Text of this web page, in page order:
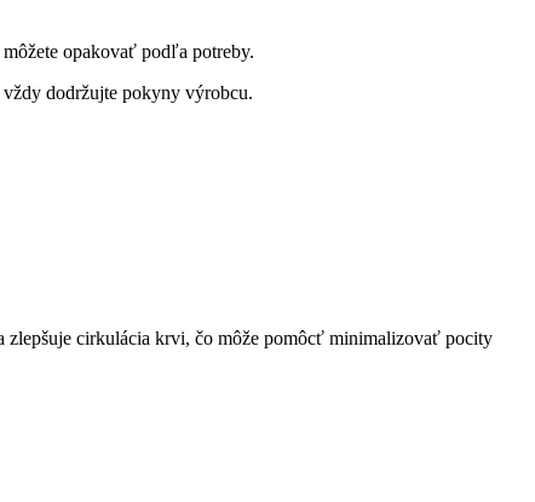
opakovať podľa potreby.
dodržujte pokyny výrobcu.
cirkulácia krvi, čo môže pomôcť minimalizovať pocity